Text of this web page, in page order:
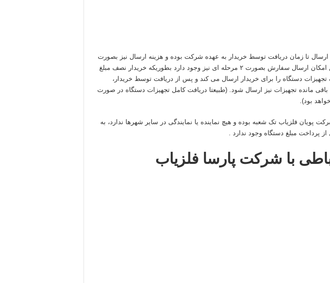
تا زمان دریافت توسط خریدار به عهده شرکت بوده و هزینه ارسال نیز بصورت
پس کرایه می باشد. همچنین امکان ارسال سفارش بصورت ۲ مرحله ای نیز وجود دارد بطوریکه خریدار نصف مبلغ
دستگاه را برای خریدار ارسال می کند و پس از دریافت توسط خریدار،
باقی مانده تجهیزات نیز ارسال شود. (طبیعتا دریافت کامل تجهیزات دستگاه در صورت
پویان فلزیاب تک شعبه بوده و هیچ نماینده یا نمایندگی در سایر شهرها ندارد، به
پرداخت مبلغ دستگاه وجود ندارد .
با شرکت پارسا فلزیاب